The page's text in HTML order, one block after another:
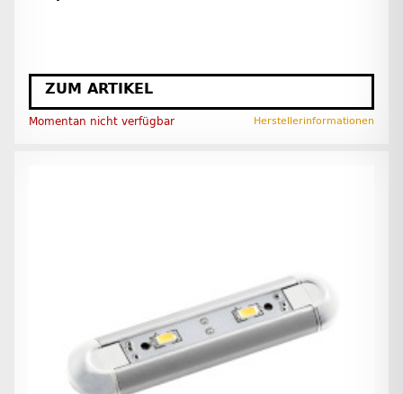
ZUM ARTIKEL
Momentan nicht verfügbar Herstellerinformationen